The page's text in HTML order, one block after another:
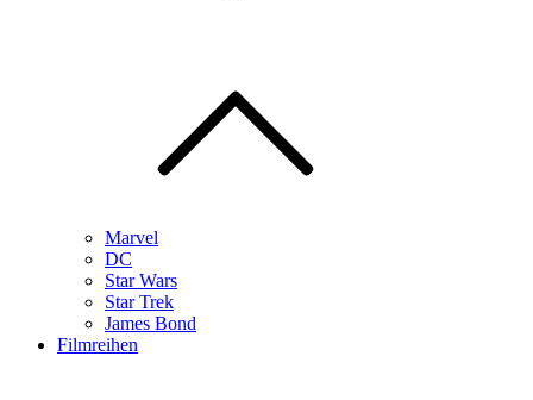
Marvel
DC
Star Wars
Star Trek
James Bond
Filmreihen